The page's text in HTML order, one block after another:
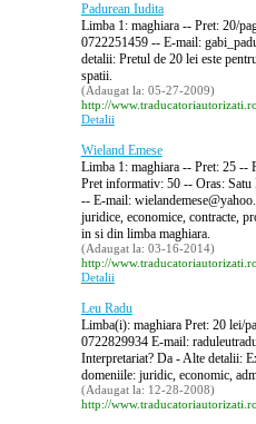
Padurean Iudita
Limba 1: maghiara -- Pret: 20/
0722251459 -- E-mail:
detalii: Pretul de 20 lei este
spatii.
(Adaugat la: 05-27-2009)
http://
Detalii
Wieland Emese
Limba 1: maghiara -- Pret: 25 --
Pret informativ: 50 -- Oras:
-- E-mail:
juridice, economice, contracte,
in si din limba maghiara.
(Adaugat la: 03-16-2014)
http://
Detalii
Leu Radu
Limba(i): maghiara Pret: 20 lei/
0722829934 E-mail:
Interpretariat? Da - Alte detalii:
domeniile: juridic, economic,
(Adaugat la: 12-28-2008)
http://